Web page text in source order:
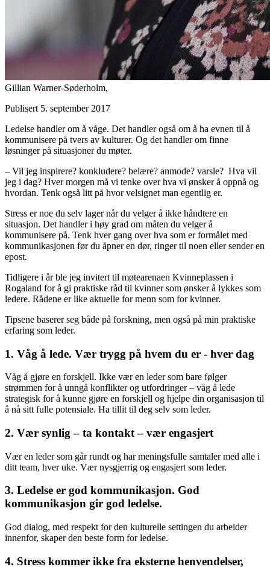
Gillian Warner-Søderholm,
Publisert 5. september 2017
Ledelse handler om å våge. Det handler også om å ha evnen til å
kommunisere på tvers av kulturer. Og det handler om finne
løsninger på situasjoner du møter.
– Vil jeg inspirere? konkludere? belære? anmode? varsle? Hva vil
jeg i dag? Hver morgen må vi tenke over hva vi ønsker å oppnå og
hvordan. Tenk også litt på hvor velsignet man egentlig er.
Stress er noe du selv lager når du velger å ikke håndtere en
situasjon. Det handler i høy grad om måten du velger å
kommunisere på. Tenk hver gang over hva som er formålet med
kommunikasjonen før du åpner en dør, ringer til noen eller sender en
epost.
Tidligere i år ble jeg invitert til møtearenaen Kvinneplassen i
Rogaland for å gi praktiske råd til kvinner som ønsker å lykkes som
ledere. Rådene er like aktuelle for menn som for kvinner.
Tipsene baserer seg både på forskning, men også på min praktiske
erfaring som leder.
1. Våg å lede. Vær trygg på hvem du er - hver dag
Våg å gjøre en forskjell. Ikke vær en leder som bare følger
strømmen for å unngå konflikter og utfordringer – våg å lede
strategisk for å kunne gjøre en forskjell og hjelpe din organisasjon til
å nå sitt fulle potensiale. Ha tillit til deg selv som leder.
2. Vær synlig – ta kontakt – vær engasjert
Vær en leder som går rundt og har meningsfulle samtaler med alle i
ditt team, hver uke. Vær nysgjerrig og engasjert som leder.
3. Ledelse er god kommunikasjon. God
kommunikasjon gir god ledelse.
God dialog, med respekt for den kulturelle settingen du arbeider
innenfor, skaper den beste form for ledelse.
4. Stress kommer ikke fra eksterne henvendelser,